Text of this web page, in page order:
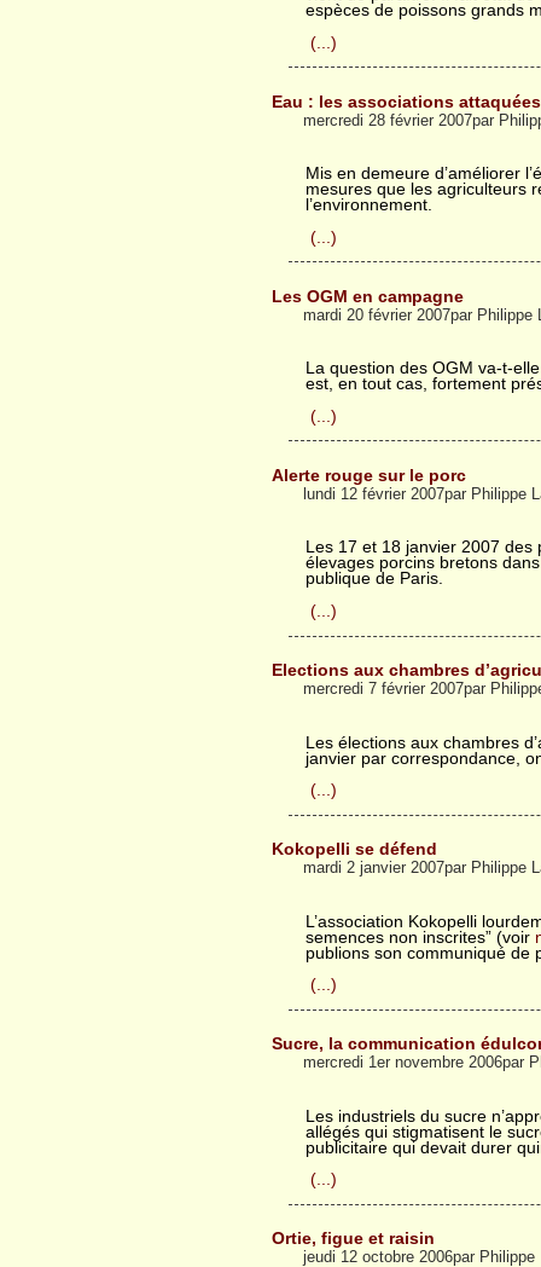
espèces de poissons grands
(...)
Eau : les associations attaquées
mercredi 28 février 2007par
Mis en demeure d’améliorer
mesures que les agriculteurs
l’environnement.
(...)
Les OGM en campagne
mardi 20 février 2007par Philippe
La question des OGM va-t-
est, en tout cas, fortement
(...)
Alerte rouge sur le porc
lundi 12 février 2007par Philippe
Les 17 et 18 janvier 2007
élevages porcins bretons
publique de Paris.
(...)
Elections aux chambres
mercredi 7 février 2007par
Les élections aux chambres
janvier par correspondance,
(...)
Kokopelli se défend
mardi 2 janvier 2007par Philippe
L’association Kokopelli
semences non inscrites” (voir
publions son communiqué de
(...)
Sucre, la communication
mercredi 1er novembre 2006par
Les industriels du sucre
allégés qui stigmatisent le
publicitaire qui devait durer
(...)
Ortie, figue et raisin
jeudi 12 octobre 2006par Philippe